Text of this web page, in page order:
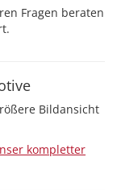
Fragen beraten
Bildansicht
kompletter